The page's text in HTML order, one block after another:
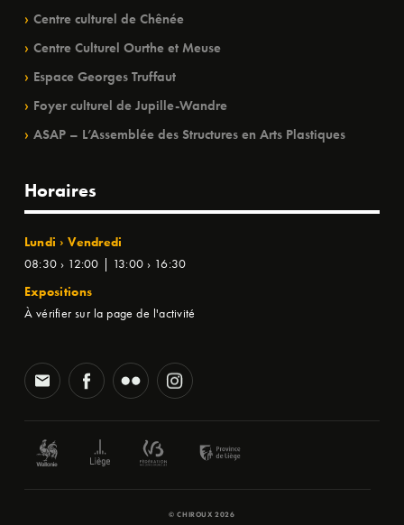
Centre culturel de Chênée
Centre Culturel Ourthe et Meuse
Espace Georges Truffaut
Foyer culturel de Jupille-Wandre
ASAP – L’Assemblée des Structures en Arts Plastiques
Horaires
Lundi › Vendredi
08:30 › 12:00 | 13:00 › 16:30
Expositions
À vérifier sur la page de l'activité
© CHIROUX 2026